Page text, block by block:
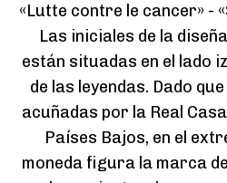
«Lutte contre le cancer» -
Las iniciales de la
están situadas en el lado
de las leyendas. Dado
acuñadas por la Real
Países Bajos, en el
moneda figura la marca